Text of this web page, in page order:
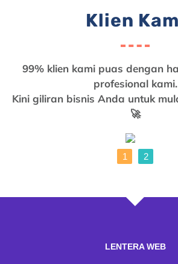
Klien
99% klien kami puas dengan
profesional kami.
Kini giliran bisnis Anda untuk
🚀
1 2
LENTERA WEB